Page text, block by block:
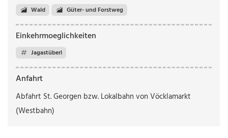
Wald Güter- und Forstweg
Einkehrmoeglichkeiten
Jagastüberl
Anfahrt
Abfahrt St. Georgen bzw. Lokalbahn von Vöcklamarkt
(Westbahn)